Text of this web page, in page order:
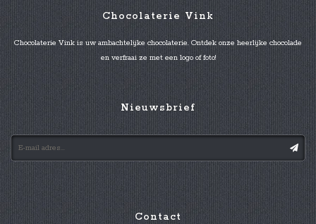
Chocolaterie Vink
Chocolaterie Vink is uw ambachtelijke chocolaterie. Ontdek onze heerlijke chocolade
en verfraai ze met een logo of foto!
Nieuwsbrief
Contact